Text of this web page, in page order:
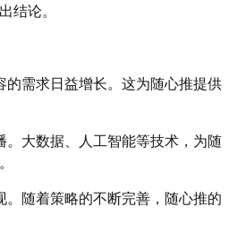
结论。
的需求日益增长。这为随心推提供
。大数据、人工智能等技术，为随
。随着策略的不断完善，随心推的